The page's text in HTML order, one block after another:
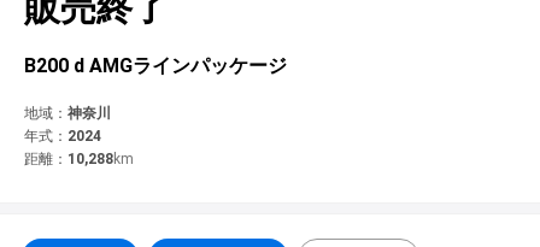
新車情報
B200 d AМGラインパッケージ
地域： 神奈川
年式： 2024
距離： 10,288km